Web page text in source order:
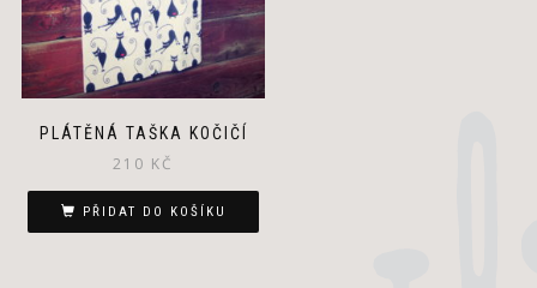
PLÁTĚNÁ TAŠKA KOČIČÍ
210 KČ
PŘIDAT DO KOŠÍKU